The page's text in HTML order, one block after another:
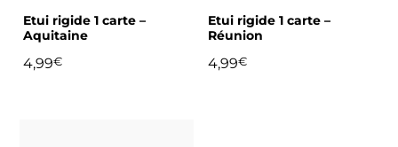
Etui rigide 1 carte –
Aquitaine
4,99€
choisies
sur
la
page
Etui rigide 1 carte –
Réunion
4,99€
choisies
sur
la
page